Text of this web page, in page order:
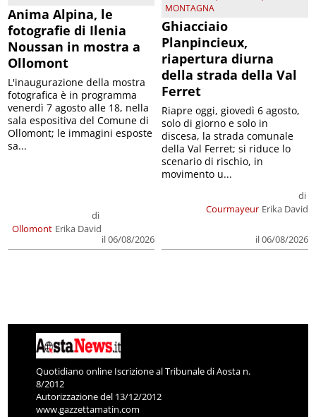
Anima Alpina, le
fotografie di Ilenia
Noussan in mostra a
Ollomont
Ollomont
di
Erika David
il 06/08/2026
L'inaugurazione della mostra
fotografica è in programma
venerdì 7 agosto alle 18, nella
sala espositiva del Comune di
Ollomont; le immagini esposte
sa...
MONTAGNA
Ghiacciaio
Planpincieux,
riapertura diurna
della strada della Val
Ferret
Courmayeur
di
Erika David
il 06/08/2026
Riapre oggi, giovedì 6 agosto,
solo di giorno e solo in
discesa, la strada comunale
della Val Ferret; si riduce lo
scenario di rischio, in
movimento u...
Quotidiano online Iscrizione al Tribunale di Aosta n.
8/2012
Autorizzazione del 13/12/2012
www.gazzettamatin.com